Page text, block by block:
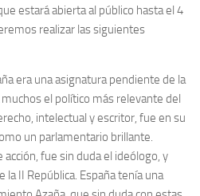
nuestra hemeroteca
estará abierta al público hasta el 4
realizar las siguientes
era una asignatura pendiente de la
el político más relevante del
intelectual y escritor, fue en su
un parlamentario brillante.
fue sin duda el ideólogo, y
la II República. España tenía una